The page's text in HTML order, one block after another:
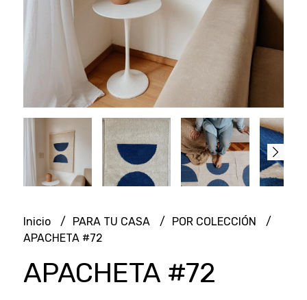
Inicio PARA TU CASA
POR COLECCIÓN
APACHETA #72
APACHETA #72